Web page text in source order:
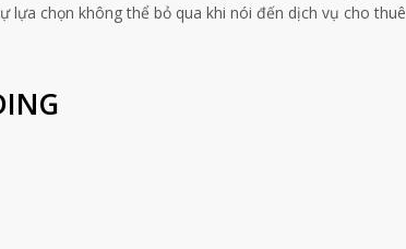
lựa chọn không thể bỏ qua khi nói đến dịch vụ cho thuê